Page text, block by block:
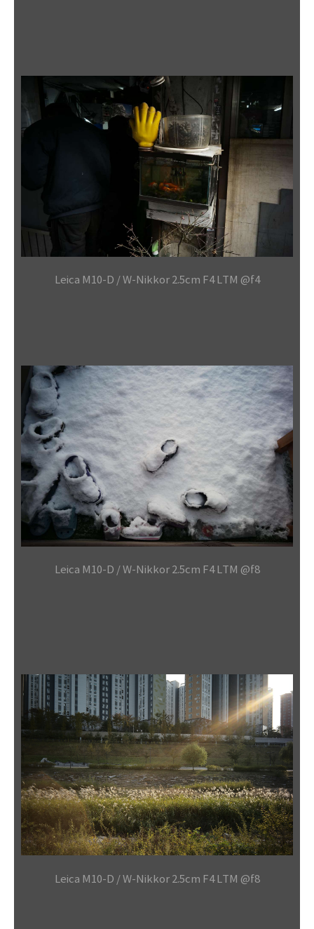
Leica M10-D / W-Nikkor 2.5cm F4 LTM @f4
Leica M10-D / W-Nikkor 2.5cm F4 LTM @f8
Leica M10-D / W-Nikkor 2.5cm F4 LTM @f8